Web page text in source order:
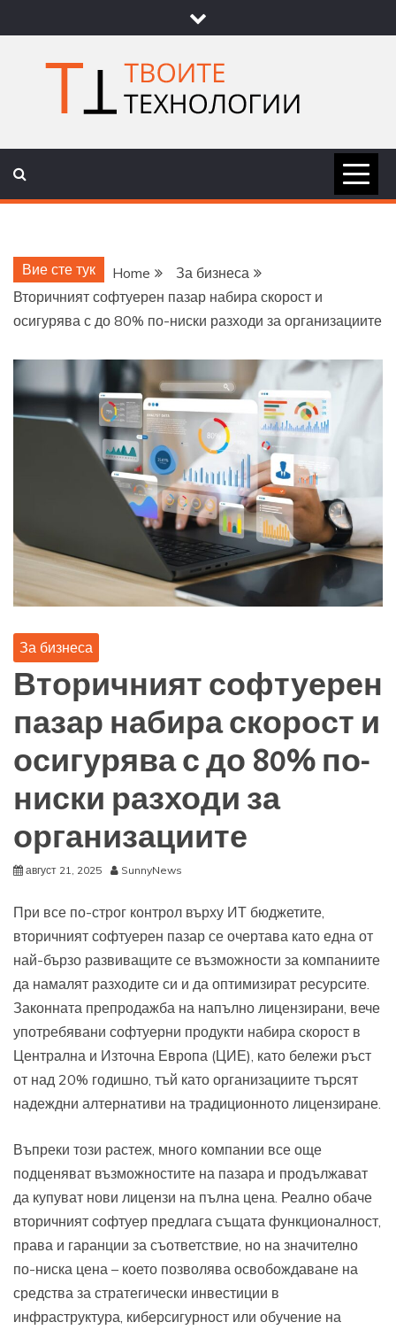
to
content
ТВОИТЕ
Вие сте тук Home
За бизнеса
Вторичният софтуерен пазар набира скорост и
осигурява с до 80% по-ниски разходи за организациите
За бизнеса
Вторичният софтуерен
пазар набира скорост и
осигурява с до 80% по-
ниски разходи за
организациите
август 21, 2025 SunnyNews
При все по-строг контрол върху ИТ бюджетите,
вторичният софтуерен пазар се очертава като една от
най-бързо развиващите се възможности за компаниите
да намалят разходите си и да оптимизират ресурсите.
Законната препродажба на напълно лицензирани, вече
употребявани софтуерни продукти набира скорост в
Централна и Източна Европа (ЦИЕ), като бележи ръст
от над 20% годишно, тъй като организациите търсят
надеждни алтернативи на традиционното лицензиране.
Въпреки този растеж, много компании все още
подценяват възможностите на пазара и продължават
да купуват нови лицензи на пълна цена. Реално обаче
вторичният софтуер предлага същата функционалност,
права и гаранции за съответствие, но на значително
по-ниска цена – което позволява освобождаване на
средства за стратегически инвестиции в
инфраструктура, киберсигурност или обучение на